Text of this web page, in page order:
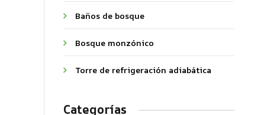
Baños de bosque
Bosque monzónico
Torre de refrigeración adiabática
Categorías